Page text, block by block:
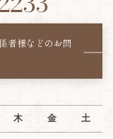
者様などのお問
木 金 土